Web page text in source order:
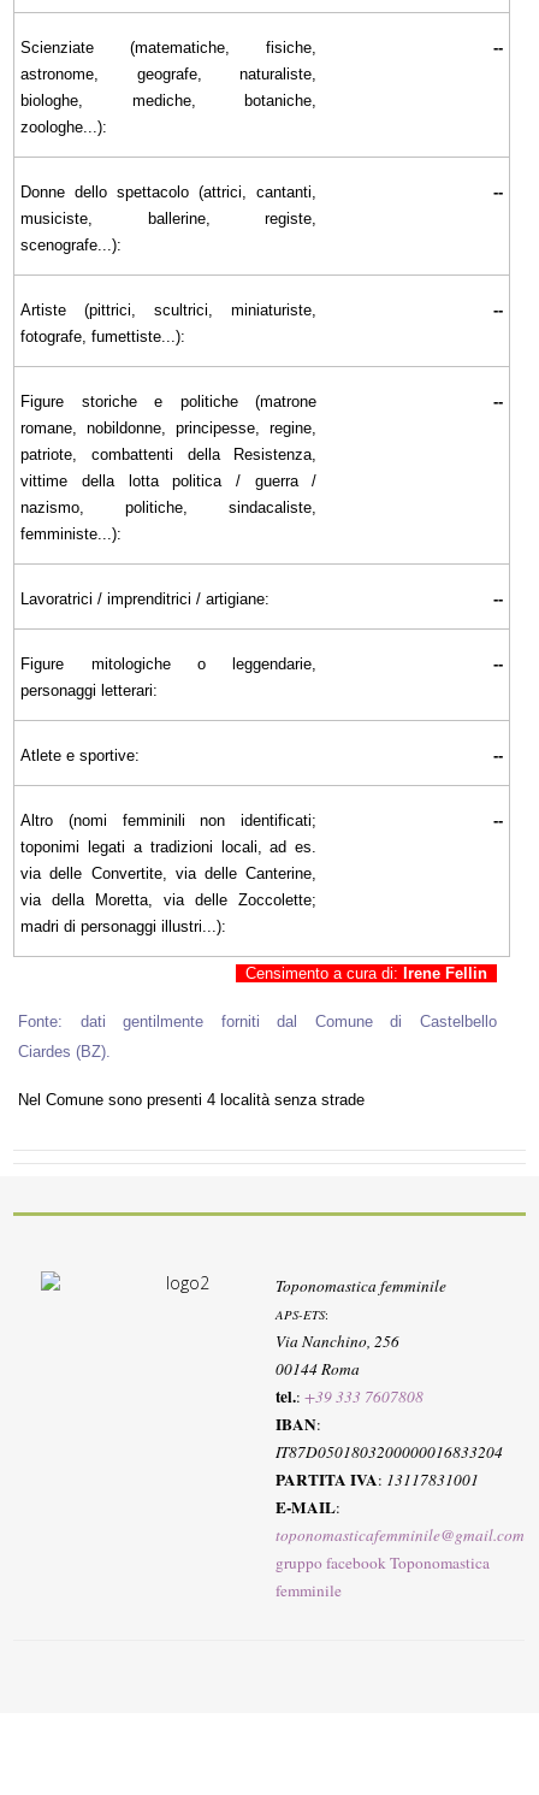
Scienziate (matematiche, fisiche,
astronome, geografe, naturaliste,
biologhe, mediche, botaniche,
zoologhe...):
--
Donne dello spettacolo (attrici, cantanti,
musiciste, ballerine, registe,
scenografe...):
--
Artiste (pittrici, scultrici, miniaturiste,
fotografe, fumettiste...):
--
Figure storiche e politiche (matrone
romane, nobildonne, principesse, regine,
patriote, combattenti della Resistenza,
vittime della lotta politica / guerra /
nazismo, politiche, sindacaliste,
femministe...):
--
Lavoratrici / imprenditrici / artigiane: --
Figure mitologiche o leggendarie,
personaggi letterari:
--
Atlete e sportive: --
Altro (nomi femminili non identificati;
toponimi legati a tradizioni locali, ad es.
via delle Convertite, via delle Canterine,
via della Moretta, via delle Zoccolette;
madri di personaggi illustri...):
--
Censimento a cura di: Irene Fellin
Fonte: dati gentilmente forniti dal Comune di Castelbello
Ciardes (BZ).
Nel Comune sono presenti 4 località senza strade
Toponomastica femminile
APS-ETS:
Via Nanchino, 256
00144 Roma
tel.:+39 333 7607808
IBAN:
IT87D0501803200000016833204
PARTITA IVA: 13117831001
E-MAIL:
toponomasticafemminile@gmail.com
gruppo facebook Toponomastica
femminile